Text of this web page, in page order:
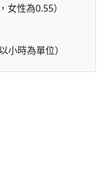
性為0.55）
小時為單位）